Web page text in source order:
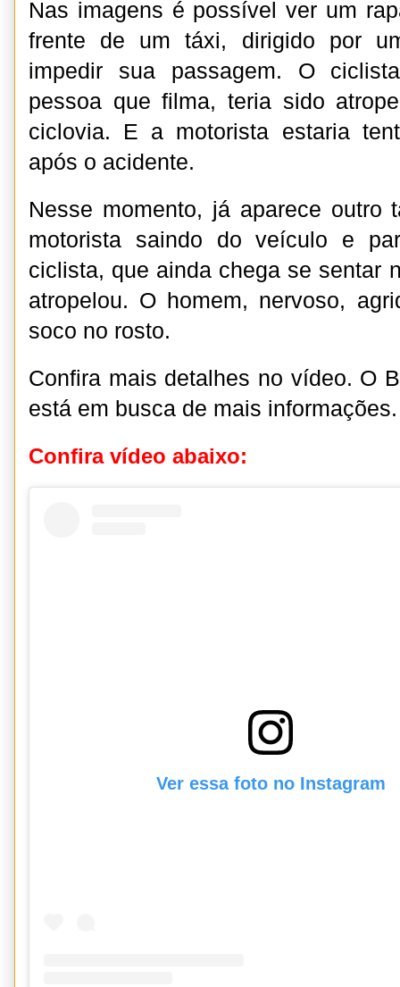
Nas imagens é possível ver um
frente de um táxi, dirigido por
impedir sua passagem. O
pessoa que filma, teria sido
ciclovia. E a motorista estaria
após o acidente.
Nesse momento, já aparece outro
motorista saindo do veículo e
ciclista, que ainda chega se sentar
atropelou. O homem, nervoso,
soco no rosto.
Confira mais detalhes no vídeo. O
está em busca de mais
Confira vídeo abaixo:
Ver essa foto no Instagram